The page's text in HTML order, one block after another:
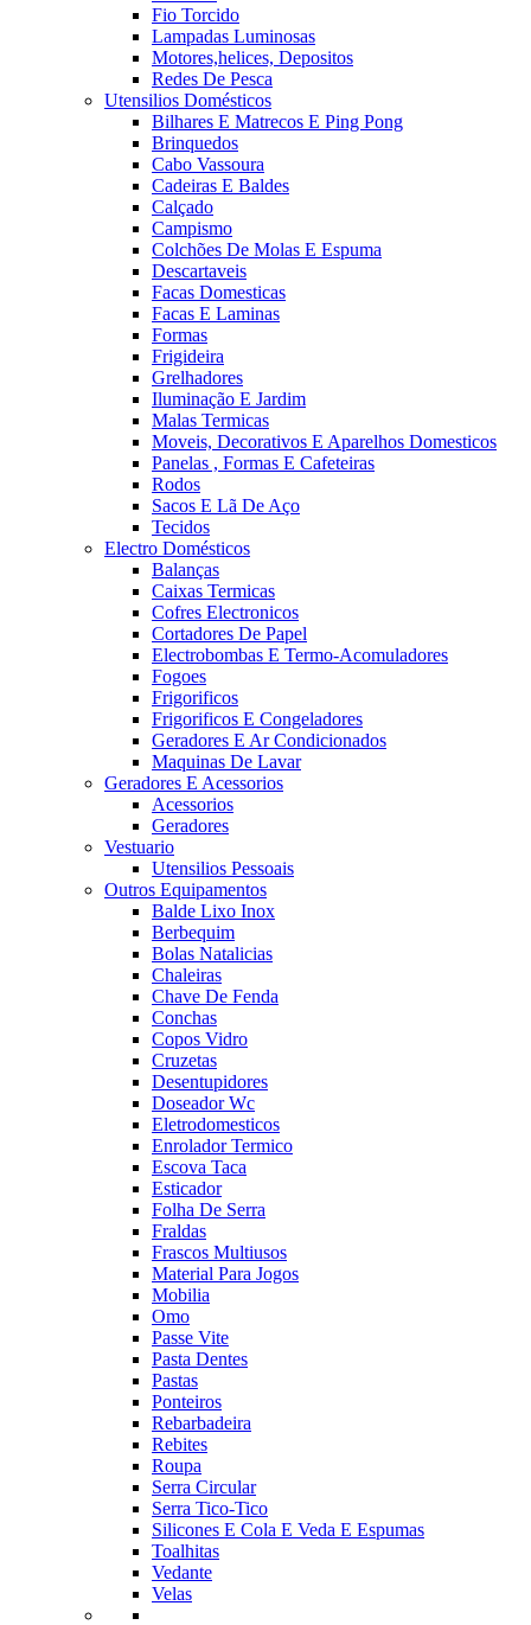
Fio Torcido
Lampadas Luminosas
Motores,helices, Depositos
Redes De Pesca
Utensilios Domésticos
Bilhares E Matrecos E Ping Pong
Brinquedos
Cabo Vassoura
Cadeiras E Baldes
Calçado
Campismo
Colchões De Molas E Espuma
Descartaveis
Facas Domesticas
Facas E Laminas
Formas
Frigideira
Grelhadores
Iluminação E Jardim
Malas Termicas
Moveis, Decorativos E Aparelhos Domesticos
Panelas , Formas E Cafeteiras
Rodos
Sacos E Lã De Aço
Tecidos
Electro Domésticos
Balanças
Caixas Termicas
Cofres Electronicos
Cortadores De Papel
Electrobombas E Termo-Acomuladores
Fogoes
Frigorificos
Frigorificos E Congeladores
Geradores E Ar Condicionados
Maquinas De Lavar
Geradores E Acessorios
Acessorios
Geradores
Vestuario
Utensilios Pessoais
Outros Equipamentos
Balde Lixo Inox
Berbequim
Bolas Natalicias
Chaleiras
Chave De Fenda
Conchas
Copos Vidro
Cruzetas
Desentupidores
Doseador Wc
Eletrodomesticos
Enrolador Termico
Escova Taca
Esticador
Folha De Serra
Fraldas
Frascos Multiusos
Material Para Jogos
Mobilia
Omo
Passe Vite
Pasta Dentes
Pastas
Ponteiros
Rebarbadeira
Rebites
Roupa
Serra Circular
Serra Tico-Tico
Silicones E Cola E Veda E Espumas
Toalhitas
Vedante
Velas